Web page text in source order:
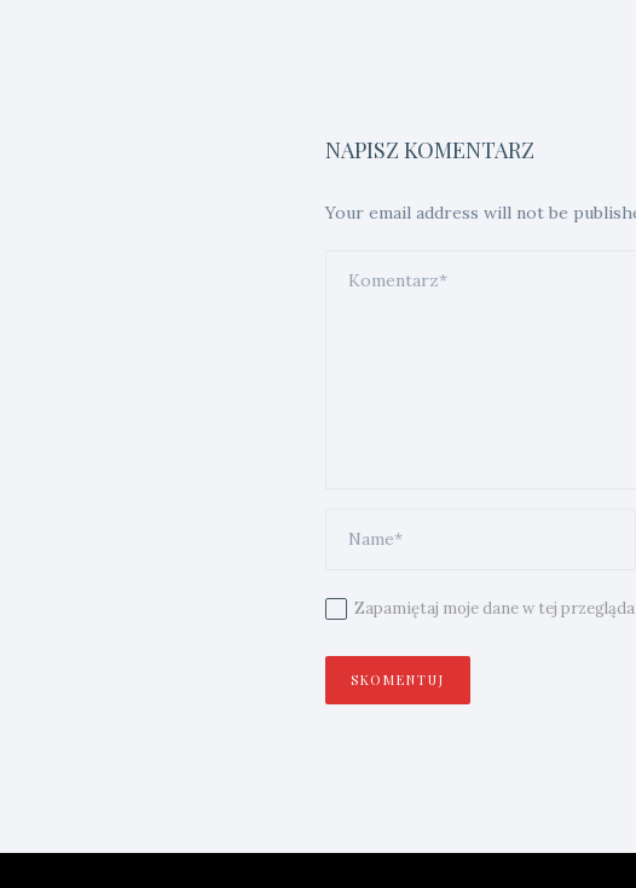
NAPISZ KOMENTARZ
Your email address will not be
Zapamiętaj moje dane w tej